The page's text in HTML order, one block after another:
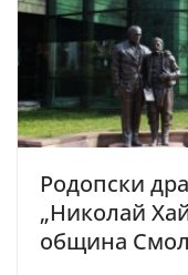
Родопски
„Николай
община